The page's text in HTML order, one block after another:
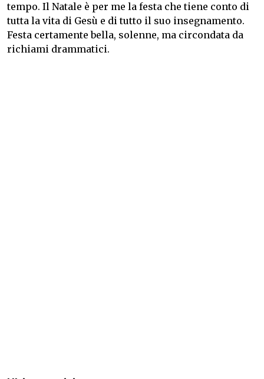
tempo. Il Natale è per me la festa che tiene conto di
tutta la vita di Gesù e di tutto il suo insegnamento.
Festa certamente bella, solenne, ma circondata da
richiami drammatici.